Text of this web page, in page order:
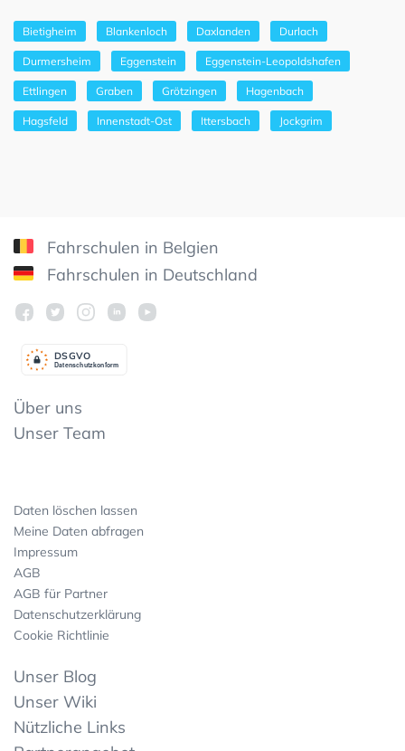
Bietigheim Blankenloch Daxlanden Durlach
Durmersheim Eggenstein Eggenstein-Leopoldshafen
Ettlingen Graben Grötzingen Hagenbach
Hagsfeld Innenstadt-Ost Ittersbach Jockgrim
Fahrschulen in Belgien
Fahrschulen in Deutschland
Datenschutzkonform
DSGVO
Über uns
Unser Team
Daten löschen lassen
Meine Daten abfragen
Impressum
AGB
AGB für Partner
Datenschutzerklärung
Cookie Richtlinie
Unser Blog
Unser Wiki
Nützliche Links